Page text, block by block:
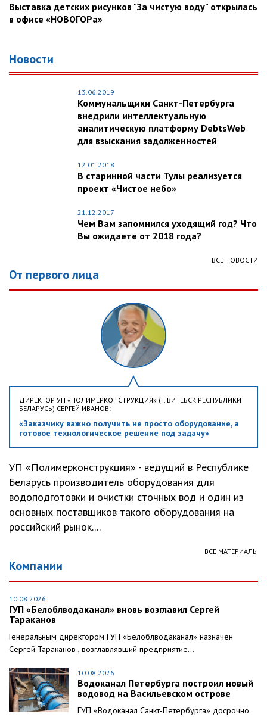
Выставка детских рисунков "За чистую воду" открылась
в офисе «НОВОГОРа»
Новости
13.06.2019
Коммунальщики Санкт-Петербурга
внедрили интеллектуальную
аналитическую платформу DebtsWeb
для взыскания задолженностей
12.01.2018
В старинной части Тулы реализуется
проект «Чистое небо»
21.12.2017
Чем Вам запомнился уходящий год? Что
Вы ожидаете от 2018 года?
ВСЕ НОВОСТИ
От первого лица
ДИРЕКТОР УП «ПОЛИМЕРКОНСТРУКЦИЯ» (Г. ВИТЕБСК РЕСПУБЛИКИ
БЕЛАРУСЬ) СЕРГЕЙ ИВАНОВ:
«Заказчику важно получить не просто оборудование, а
готовое технологическое решение под задачу»
УП «Полимерконструкция» - ведущий в Республике
Беларусь производитель оборудования для
водоподготовки и очистки сточных вод и один из
основных поставщиков такого оборудования на
российский рынок....
ВСЕ МАТЕРИАЛЫ
Компании
10.08.2026
ГУП «Белоблводаканал» вновь возглавил Сергей
Тараканов
Генеральным директором ГУП «Белоблводаканал» назначен
Сергей Тараканов , возглавлявший предприятие...
10.08.2026
Водоканал Петербурга построил новый
водовод на Васильевском острове
ГУП «Водоканал Санкт-Петербурга» досрочно